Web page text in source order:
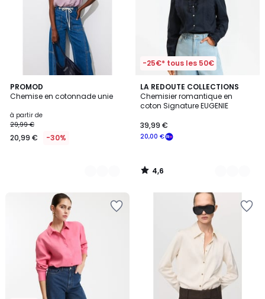
PROMOD
Chemise en cotonnade unie
à partir de
29,99 €
20,99 € -30%
2
Couleurs
-25€* tous les 50€
LA REDOUTE COLLECTIONS
Chemisier romantique en
coton Signature EUGENIE
20,00 €
39,99 €
4,6
/ 5
2
Couleurs
4,6
/